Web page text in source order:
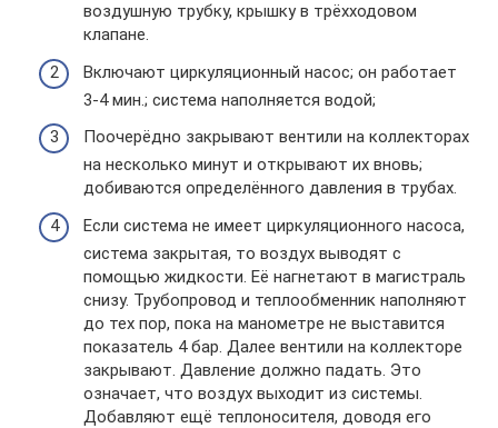
воздушную трубку, крышку в трёхходовом
клапане.
Включают циркуляционный насос; он работает
3-4 мин.; система наполняется водой;
Поочерёдно закрывают вентили на коллекторах
на несколько минут и открывают их вновь;
добиваются определённого давления в трубах.
Если система не имеет циркуляционного насоса,
система закрытая, то воздух выводят с
помощью жидкости. Её нагнетают в магистраль
снизу. Трубопровод и теплообменник наполняют
до тех пор, пока на манометре не выставится
показатель 4 бар. Далее вентили на коллекторе
закрывают. Давление должно падать. Это
означает, что воздух выходит из системы.
Добавляют ещё теплоносителя, доводя его